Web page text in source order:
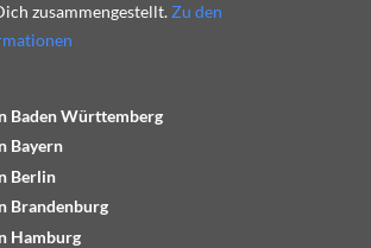
zusammengestellt. Zu den
Baden Württemberg
Bayern
Berlin
Brandenburg
Hamburg